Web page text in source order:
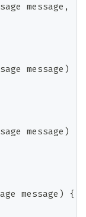
message ,
message )
message )
message ) {